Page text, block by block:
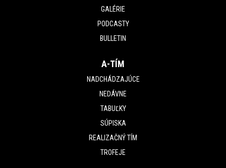
GALÉRIE
PODCASTY
BULLETIN
A-TÍM
NADCHÁDZAJÚCE
NEDÁVNE
TABUĽKY
SÚPISKA
REALIZAČNÝ TÍM
TROFEJE